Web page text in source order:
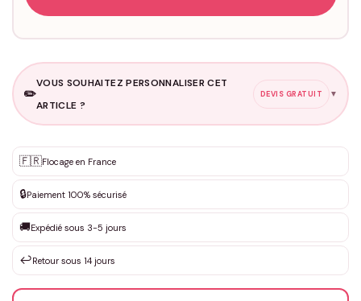
✏️
VOUS SOUHAITEZ PERSONNALISER CET
ARTICLE ?
DEVIS GRATUIT ▼
✨ Personnalisation sur mesure
DEVIS GRATUIT · Personnalisation de 3 à 10€ selon la demande
Que souhaitez-vous ?*
Votre texte / idée*
🇫🇷Flocage en France
🔒Paiement 100% sécurisé
🚚Expédié sous 3-5 jours
↩️Retour sous 14 jours